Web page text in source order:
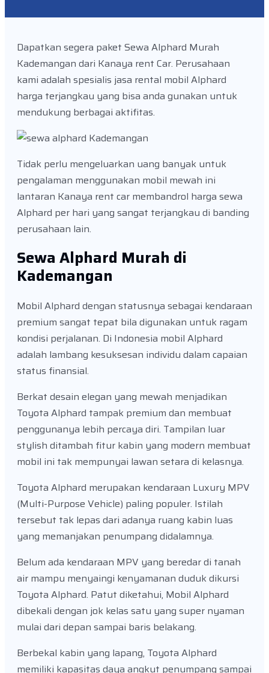
Dapatkan segera paket Sewa Alphard Murah
Kademangan dari Kanaya rent Car. Perusahaan
kami adalah spesialis jasa rental mobil Alphard
harga terjangkau yang bisa anda gunakan untuk
mendukung berbagai aktifitas.
Tidak perlu mengeluarkan uang banyak untuk
pengalaman menggunakan mobil mewah ini
lantaran Kanaya rent car membandrol harga sewa
Alphard per hari yang sangat terjangkau di banding
perusahaan lain.
Sewa Alphard Murah di
Kademangan
Mobil Alphard dengan statusnya sebagai kendaraan
premium sangat tepat bila digunakan untuk ragam
kondisi perjalanan. Di Indonesia mobil Alphard
adalah lambang kesuksesan individu dalam capaian
status finansial.
Berkat desain elegan yang mewah menjadikan
Toyota Alphard tampak premium dan membuat
penggunanya lebih percaya diri. Tampilan luar
stylish ditambah fitur kabin yang modern membuat
mobil ini tak mempunyai lawan setara di kelasnya.
Toyota Alphard merupakan kendaraan Luxury MPV
(Multi-Purpose Vehicle) paling populer. Istilah
tersebut tak lepas dari adanya ruang kabin luas
yang memanjakan penumpang didalamnya.
Belum ada kendaraan MPV yang beredar di tanah
air mampu menyaingi kenyamanan duduk dikursi
Toyota Alphard. Patut diketahui, Mobil Alphard
dibekali dengan jok kelas satu yang super nyaman
mulai dari depan sampai baris belakang.
Berbekal kabin yang lapang, Toyota Alphard
memiliki kapasitas daya angkut penumpang sampai